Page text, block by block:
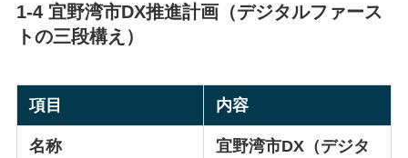
1-4 宜野湾市DX推進計画（デジタルファース
トの三段構え）
項目 内容
名称
宜野湾市DX（デジタ